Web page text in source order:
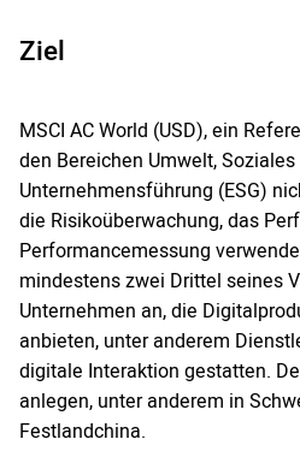
Ziel
MSCI AC World (USD), ein
den Bereichen Umwelt, Soziales
Unternehmensführung (ESG)
die Risikoüberwachung, das
Performancemessung
mindestens zwei Drittel seines
Unternehmen an, die
anbieten, unter anderem
digitale Interaktion gestatten.
anlegen, unter anderem in
Festlandchina.